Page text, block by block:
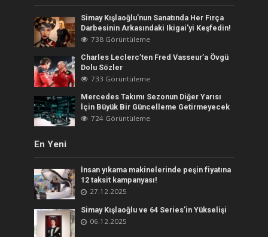
Simay Kışlaoğlu’nun Sanatında Her Fırça
Darbesinin Arkasındaki Ikigai’yi Keşfedin!
738 Görüntüleme
Charles Leclerc’ten Fred Vasseur’a Övgü
Dolu Sözler
733 Görüntüleme
Mercedes Takımı Sezonun Diğer Yarısı
İçin Büyük Bir Güncelleme Getirmeyecek
724 Görüntüleme
En Yeni
İnsan yıkama makinelerinde peşin fiyatına
12 taksit kampanyası!
27.12.2025
Simay Kışlaoğlu ve 64 Series’in Yükselişi
06.12.2025